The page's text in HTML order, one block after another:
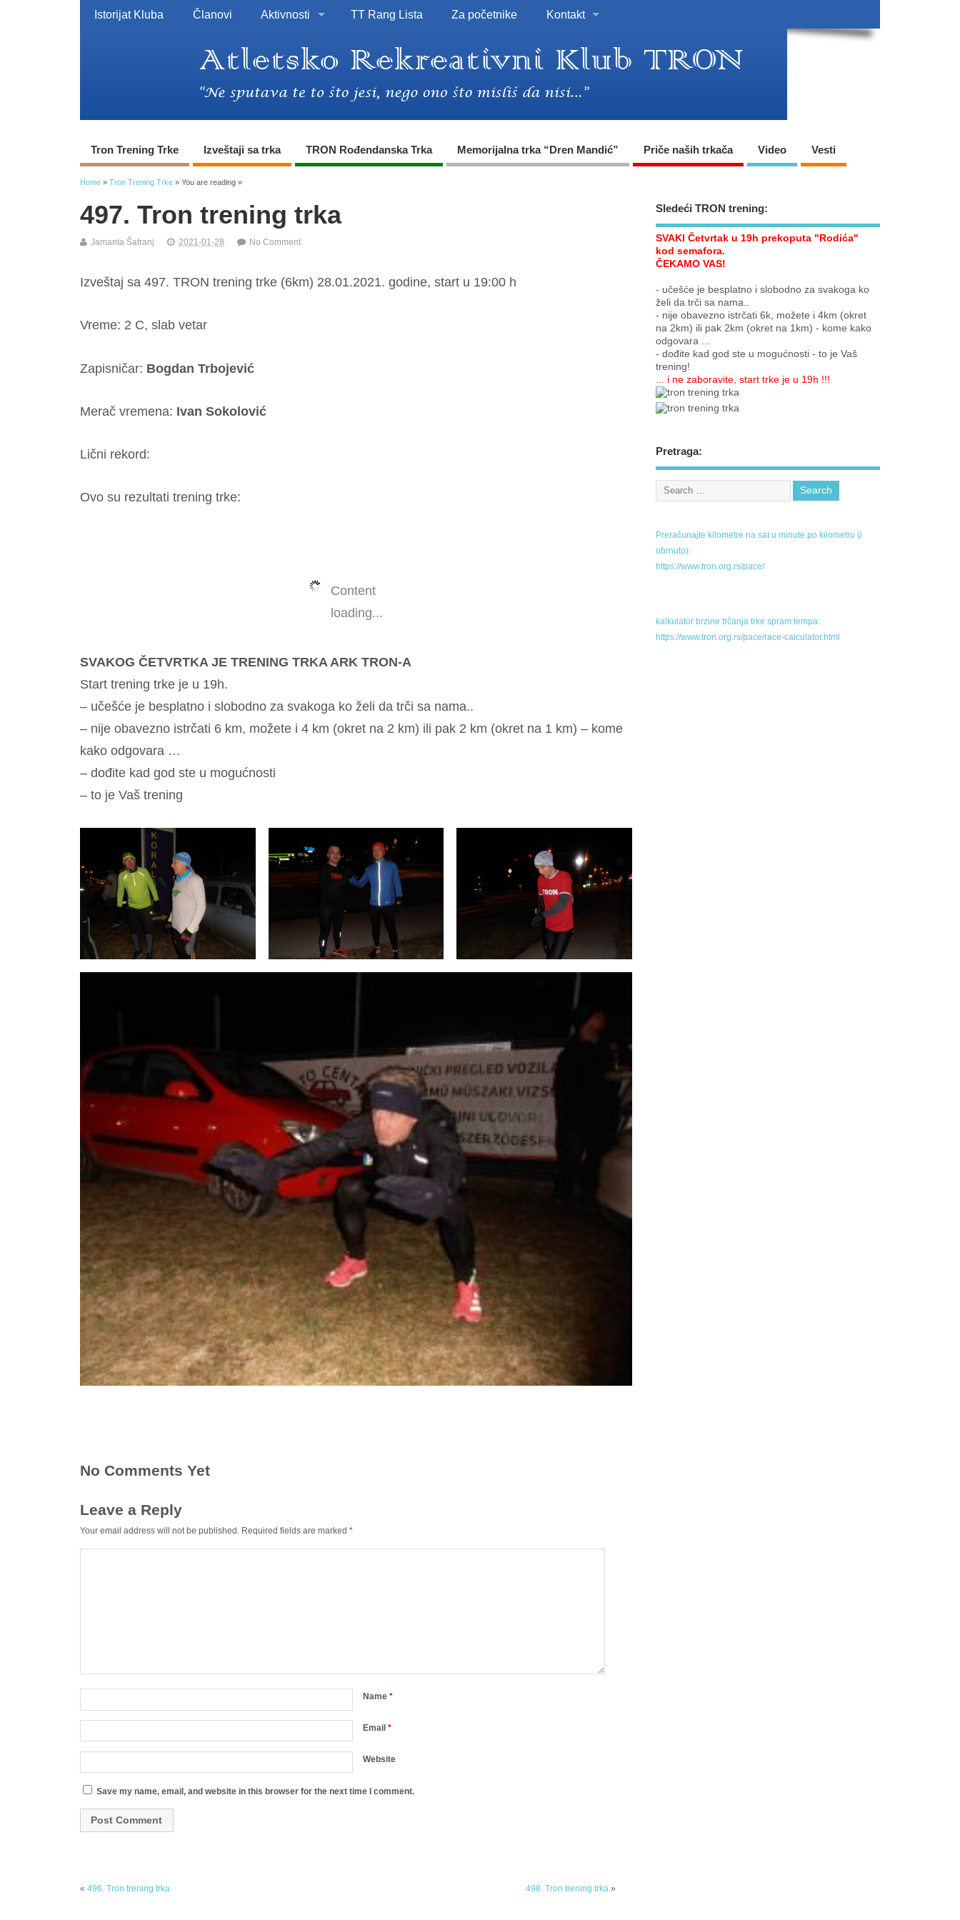
Istorijat Kluba Članovi Aktivnosti TT Rang Lista Za početnike Kontakt
Tron Trening Trke Izveštaji sa trka TRON Rođendanska Trka Memorijalna trka “Dren Mandić” Priče naših trkača Video Vesti
Home » Tron Trening Trke » You are reading »
497. Tron trening trka
Jamanta Šafranj 2021-01-28 No Comment
Izveštaj sa 497. TRON trening trke (6km) 28.01.2021. godine, start u 19:00 h
Vreme: 2 C, slab vetar
Zapisničar: Bogdan Trbojević
Merač vremena: Ivan Sokolović
Lični rekord:
Ovo su rezultati trening trke:
Content
loading...
SVAKOG ČETVRTKA JE TRENING TRKA ARK TRON-A
Start trening trke je u 19h.
– učešće je besplatno i slobodno za svakoga ko želi da trči sa nama..
– nije obavezno istrčati 6 km, možete i 4 km (okret na 2 km) ili pak 2 km (okret na 1 km) – kome
kako odgovara …
– dođite kad god ste u mogućnosti
– to je Vaš trening
No Comments Yet
Leave a Reply
Your email address will not be published. Required fields are marked *
Name *
Email *
Website
Save my name, email, and website in this browser for the next time I comment.
« 496. Tron trening trka 498. Tron trening trka »
Sledeći TRON trening:
SVAKI Četvrtak u 19h prekoputa "Rodića"
kod semafora.
ČEKAMO VAS!
- učešće je besplatno i slobodno za svakoga ko
želi da trči sa nama..
- nije obavezno istrčati 6k, možete i 4km (okret
na 2km) ili pak 2km (okret na 1km) - kome kako
odgovara ...
- dođite kad god ste u mogućnosti - to je Vaš
trening!
... i ne zaboravite, start trke je u 19h !!!
Pretraga:
Preračunajte kilometre na sat u minute po kilometru (i
obrnuto):
https://www.tron.org.rs/pace/
kalkulator brzine trčanja trke spram tempa:
https://www.tron.org.rs/pace/race-calculator.html